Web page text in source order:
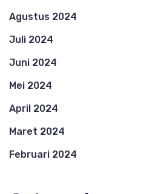
Agustus 2024
Juli 2024
Juni 2024
Mei 2024
April 2024
Maret 2024
Februari 2024